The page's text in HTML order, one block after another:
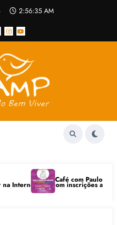
2:56:35 AM
está com inscrições abertas
Café com Paulo Freire